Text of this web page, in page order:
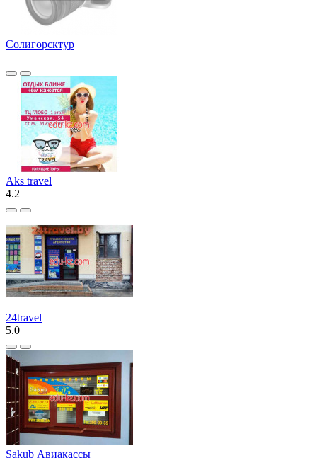
Солигорсктур
Aks travel
4.2
24travel
5.0
Sakub Авиакассы